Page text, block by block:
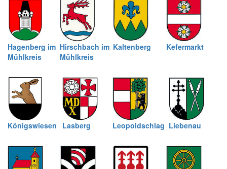
Hagenberg im
Mühlkreis
Hirschbach im
Mühlkreis
Kaltenberg Kefermarkt
Königswiesen Lasberg Leopoldschlag Liebenau